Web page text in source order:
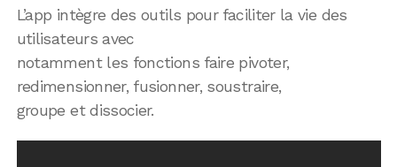
L’app intègre des outils pour faciliter la vie des
utilisateurs avec
notamment les fonctions faire pivoter,
redimensionner, fusionner, soustraire,
groupe et dissocier.